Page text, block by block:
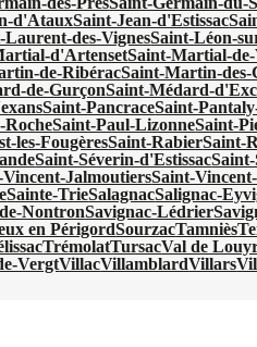
d'AtauxSaint-Jean-d'Estissac
Laurent-des-VignesSaint-Léon-
d'ArtensetSaint-Martial-
de-RibéracSaint-Martin-des-
de-GurçonSaint-Médard-
Saint-PancraceSaint-
RocheSaint-Paul-LizonneSaint-
les-FougèresSaint-RabierSaint-
Saint-Séverin-d'Estissac
Vincent-JalmoutiersSaint-
Sainte-TrieSalagnacSalignac-
NontronSavignac-Lédrier
en PérigordSourzacTamniès
TrémolatTursacVal de
VergtVillacVillamblardVillars